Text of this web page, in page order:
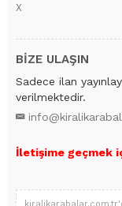
X
BİZE ULAŞIN
Sadece ilan
verilmektedir.
İletişime geçmek